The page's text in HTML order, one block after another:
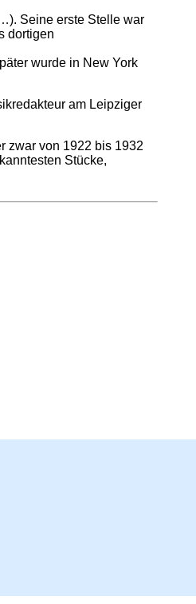
Seine erste Stelle war
dortigen
wurde in New York
am Leipziger
zwar von 1922 bis 1932
Stücke,